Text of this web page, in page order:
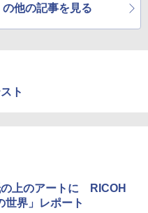
の他の記事を見る
ト
上のアートに RICOH
世界」レポート